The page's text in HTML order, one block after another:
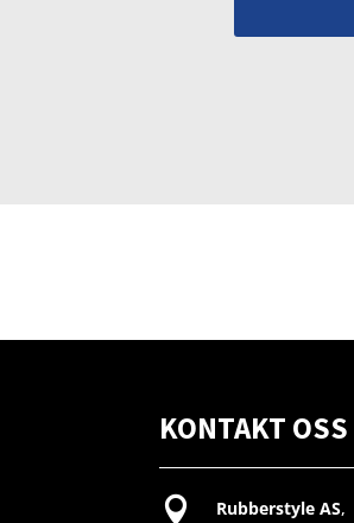
KONTAKT OSS
 Rubberstyle AS,